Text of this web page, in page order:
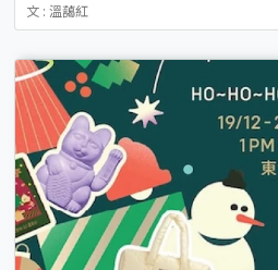
文 : 溫藹紅